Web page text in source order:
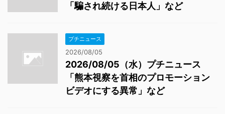
「騙され続ける日本人」など
プチニュース
2026/08/05
2026/08/05（水）プチニュース
「熊本視察を首相のプロモーション
ビデオにする異常」など